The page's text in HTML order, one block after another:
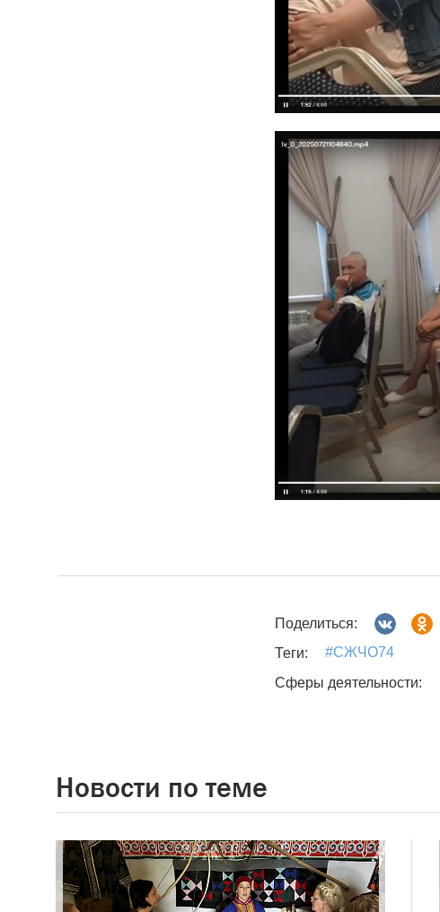
Поделиться:
Теги:
#СЖЧО74
Сферы деятельности:
Новости по теме